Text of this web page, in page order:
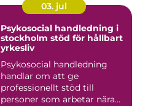
03. jul
Psykosocial handledning i
stockholm stöd för hållbart
yrkesliv
Psykosocial handledning
handlar om att ge
professionellt stöd till
personer som arbetar nära